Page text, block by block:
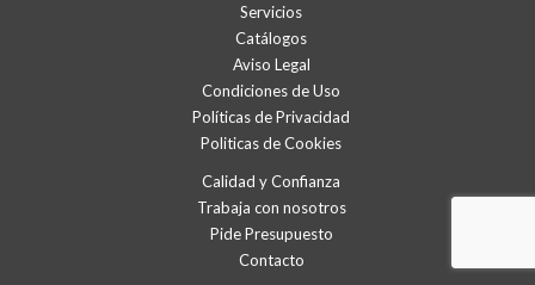
Servicios
Catálogos
Aviso Legal
Condiciones de Uso
Políticas de Privacidad
Politicas de Cookies
Calidad y Confianza
Trabaja con nosotros
Pide Presupuesto
Contacto